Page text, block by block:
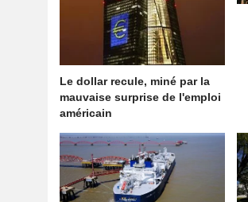
Le dollar recule, miné par la
mauvaise surprise de l'emploi
américain